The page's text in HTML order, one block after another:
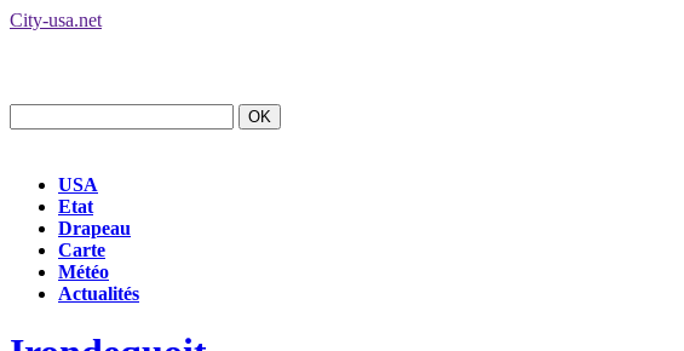
City-usa.net
USA
Etat
Drapeau
Carte
Météo
Actualités